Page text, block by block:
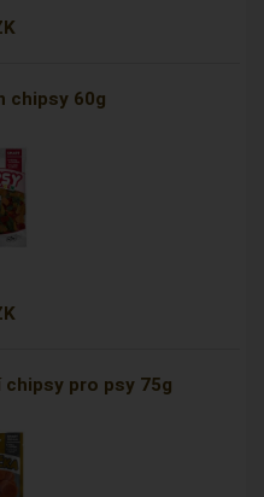
chipsy 60g
pro psy 75g